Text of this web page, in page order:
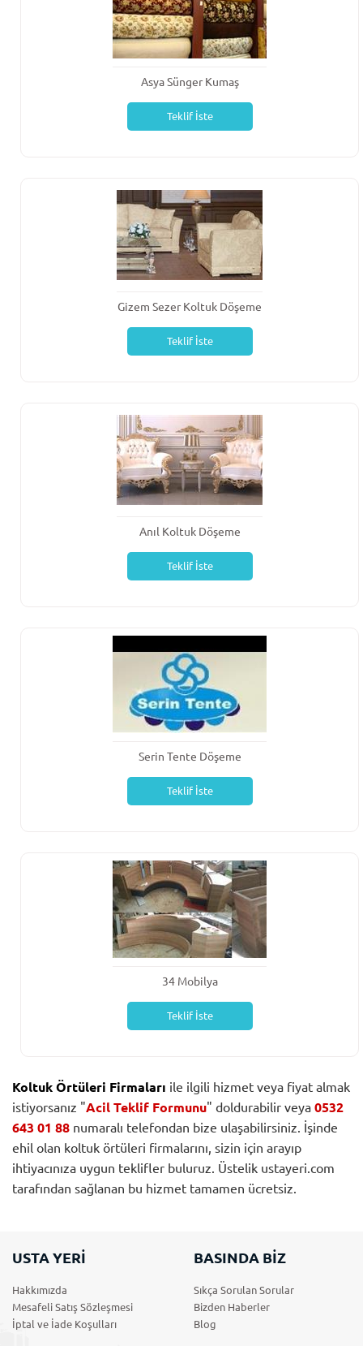
Asya Sünger Kumaş
Teklif İste
Gizem Sezer Koltuk Döşeme
Teklif İste
Anıl Koltuk Döşeme
Teklif İste
Serin Tente Döşeme
Teklif İste
34 Mobilya
Teklif İste
Koltuk Örtüleri Firmaları ile ilgili hizmet veya fiyat almak
istiyorsanız "Acil Teklif Formunu" doldurabilir veya 0532
643 01 88 numaralı telefondan bize ulaşabilirsiniz. İşinde
ehil olan koltuk örtüleri firmalarını, sizin için arayıp
ihtiyacınıza uygun teklifler buluruz. Üstelik ustayeri.com
tarafından sağlanan bu hizmet tamamen ücretsiz.
USTA YERİ
Hakkımızda
Mesafeli Satış Sözleşmesi
İptal ve İade Koşulları
BASINDA BİZ
Sıkça Sorulan Sorular
Bizden Haberler
Blog